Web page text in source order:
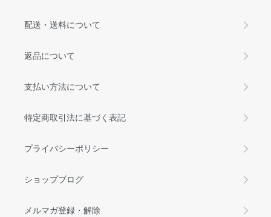
配送・送料について
返品について
支払い方法について
特定商取引法に基づく表記
プライバシーポリシー
ショップブログ
メルマガ登録・解除